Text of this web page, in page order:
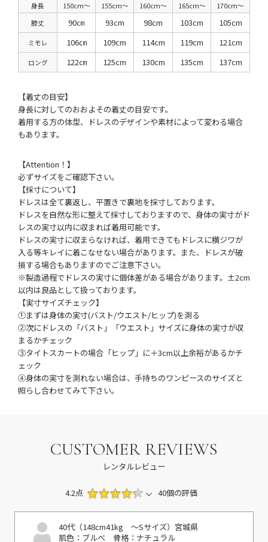
身長 150cm〜 155cm〜 160cm〜 165cm〜
170cm〜
膝丈
90㎝ 93cm 98cm 103cm 105cm
ミモレ 106㎝ 109cm 114cm 119cm 121cm
ロング 122㎝ 125cm 130cm 135cm 137cm
【着丈の目安】
身長に対してのおおよその着丈の目安です。
着用する方の体型、ドレスのデザインや素材によって変わる場合
もあります。
【Attention！】
必ずサイズをご確認下さい。
【採寸について】
ドレスは全て裏返し、平置きで裏地を採寸しております。
ドレスを自然な形に整えて採寸しておりますので、身体の実寸がド
レスの実寸以内に収まれば着用可能です。
ドレスの実寸に収まらなければ、着用できてもドレスに横ジワが
入る等キレイに着こなせない場合があります。また、ドレスが破
損する場合もありますのでご注意下さい。
※製造過程でドレスの実寸に個体差がある場合があります。±2cm
以内は良品として扱っております。
【実寸サイズチェック】
①まずは身体の実寸(バスト/ウエスト/ヒップ)を測る
②次にドレスの「バスト」「ウエスト」サイズに身体の実寸が収
まるかチェック
③タイトスカートの場合「ヒップ」に＋3cm以上余裕があるかチ
ェック
④身体の実寸を測れない場合は、手持ちのワンピースのサイズと
照らし合わせてみて下さい。
CUSTOMER REVIEWS
レンタルレビュー
4.2点 40個の評価
40代（148cm41kg ～Sサイズ） 宮城県
肌色：ブルべ 骨格：ナチュラル